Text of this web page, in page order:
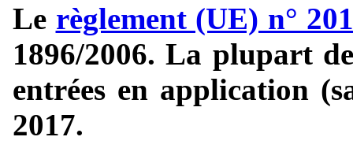
Le règlement (UE) n°
1896/2006. La plupart
entrées en application
2017.